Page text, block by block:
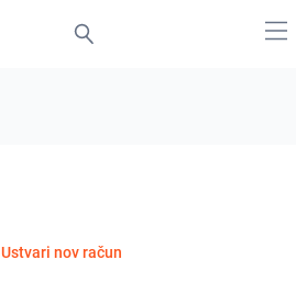
Ustvari nov račun